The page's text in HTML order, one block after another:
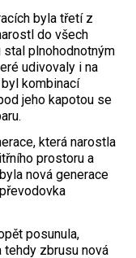
byla třetí z
do všech
plnohodnotným
udivovaly i na
kombinací
jeho kapotou se
která narostla
prostoru a
nová generace
posunula,
zbrusu nová